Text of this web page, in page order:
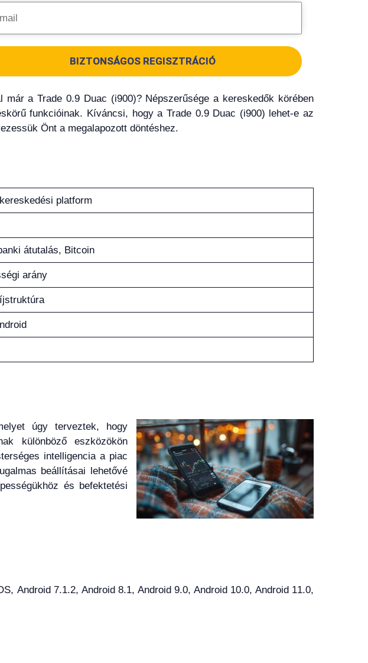
BIZTONSÁGOS REGISZTRÁCIÓ
a Trade 0.9 Duac (i900)? Népszerűsége a kereskedők körében
funkcióinak. Kíváncsi, hogy a Trade 0.9 Duac (i900) lehet-e az
Önt a megalapozott döntéshez.
platform
átutalás, Bitcoin
arány
úgy terveztek, hogy
különböző eszközökön
intelligencia a piac
beállításai lehetővé
és befektetési
Android 7.1.2, Android 8.1, Android 9.0, Android 10.0, Android 11.0,